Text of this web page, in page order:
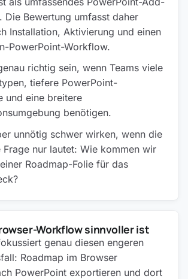
Die Bewertung umfasst daher
Installation, Aktivierung und einen
PowerPoint-Workflow.
richtig sein, wenn Teams viele
tiefere PowerPoint-
und eine breitere
benötigen.
unnötig schwer wirken, wenn die
Frage nur lautet: Wie kommen wir
Roadmap-Folie für das
Workflow sinnvoller ist
genau diesen engeren
Roadmap im Browser
PowerPoint exportieren und dort